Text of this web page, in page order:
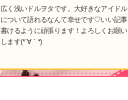
広く浅いドルヲタです。大好きなアイドル
について語れるなんて幸せです♡いい記事
書けるように頑張ります！よろしくお願い
します(*´∀｀*)